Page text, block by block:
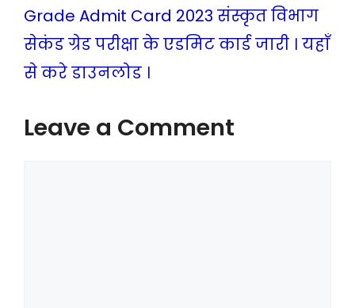
Grade Admit Card 2023 संस्कृत विभाग
सेकंड ग्रेड परीक्षा के एडमिट कार्ड जारी । यहाँ
से करे डाउनलोड ।
Leave a Comment